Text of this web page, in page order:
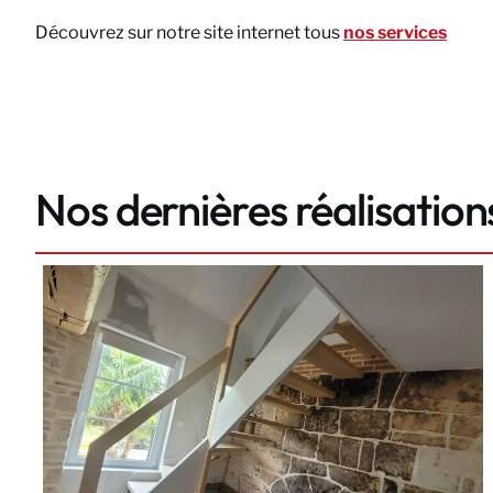
Découvrez sur notre site internet tousnos services
Nos dernières